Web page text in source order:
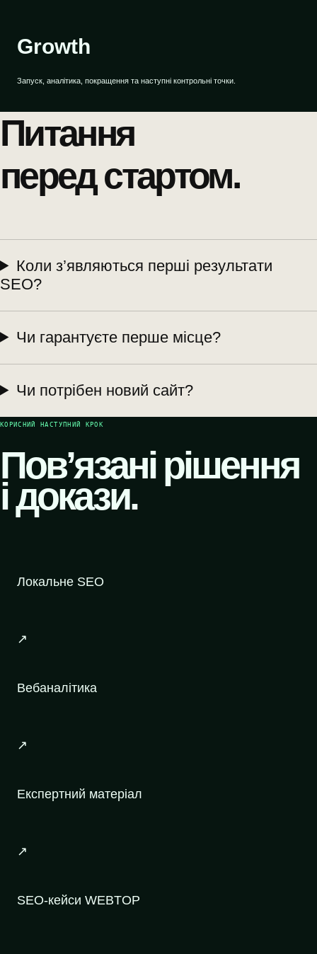
Growth
Запуск, аналітика, покращення та наступні контрольні точки.
Питання
перед стартом.
Коли з’являються перші результати
SEO?
Чи гарантуєте перше місце?
Чи потрібен новий сайт?
КОРИСНИЙ НАСТУПНИЙ КРОК
Пов’язані рішення
і докази.
Локальне SEO
↗
Вебаналітика
↗
Експертний матеріал
↗
SEO-кейси WEBTOP